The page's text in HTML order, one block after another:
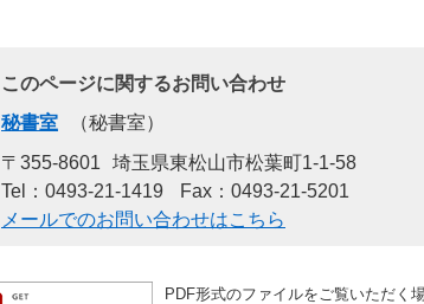
このページに関するお問い合わせ
秘書室
秘書室
〒355-8601
埼玉県東松山市松葉町1-1-58
Tel：0493-21-1419
Fax：0493-21-5201
メールでのお問い合わせはこちら
PDF形式のファイルをご覧いただく